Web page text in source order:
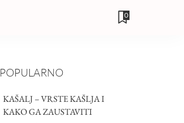
0
POPULARNO
KAŠALJ – VRSTE KAŠLJA I
KAKO GA ZAUSTAVITI